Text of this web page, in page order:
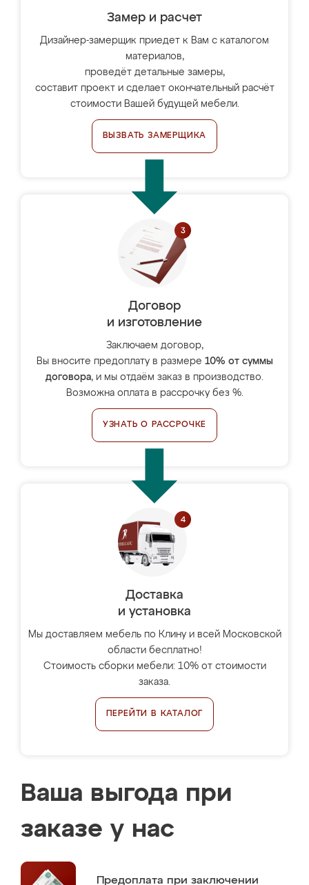
Замер и расчет
Дизайнер-замерщик приедет к Вам с каталогом
материалов,
проведёт детальные замеры,
составит проект и сделает окончательный расчёт
стоимости Вашей будущей мебели.
ВЫЗВАТЬ ЗАМЕРЩИКА
Договор
и изготовление
Заключаем договор,
Вы вносите предоплату в размере 10% от суммы
договора, и мы отдаём заказ в производство.
Возможна оплата в рассрочку без %.
УЗНАТЬ О РАССРОЧКЕ
Доставка
и установка
Мы доставляем мебель по Клину и всей Московской
области бесплатно!
Стоимость сборки мебели: 10% от стоимости
заказа.
ПЕРЕЙТИ В КАТАЛОГ
Ваша выгода при
заказе у нас
Предоплата при заключении